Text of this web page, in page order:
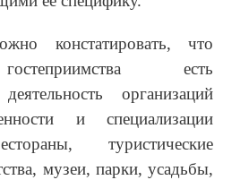
констатировать, что
есть
организаций
и специализации
туристические
музеи, парки, усадьбы,